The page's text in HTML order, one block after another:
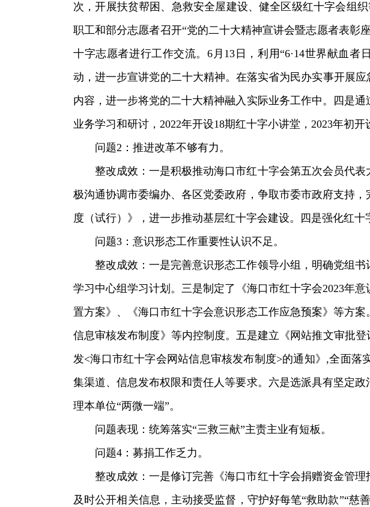
次，开展扶贫帮困、急救安全屋建设、健全区级红十字会组
职工和部分志愿者召开“党的二十大精神宣讲会暨志愿者表彰
十字志愿者进行工作交流。6月13日，利用“6·14世界献血
动，进一步宣讲党的二十大精神。在落实省为民办实事开展
内容，进一步将党的二十大精神融入实际业务工作中。四是
业务学习和研讨，2022年开设18期红十字小讲堂，2023年初开
问题2：推进改革不够有力。
整改成效：一是积极推动海口市红十字会第五次会员代
极沟通协调市委编办、各区党委政府，争取市委市政府支持
度（试行）》，进一步推动基层红十字会建设。四是强化红
问题3：意识形态工作重要性认识不足。
整改成效：一是完善意识形态工作领导小组，明确党组
学习中心组学习计划。三是制定了《海口市红十字会2023年
置方案》、《海口市红十字会意识形态工作应急预案》等方
信息审核发布制度》等内控制度。五是建立《网站推文审批
发<海口市红十字会网站信息审核发布制度>的通知》,全面
集渠道、信息发布权限和责任人等要求。六是选派具有坚定
理本单位“两微一端”。
问题表现：统筹落实“三救三献”主责主业有短板。
问题4：募捐工作乏力。
整改成效：一是修订完善《海口市红十字会捐赠资金管
及时公开相关信息，主动接受监督，守护好每笔“救助款”“慈